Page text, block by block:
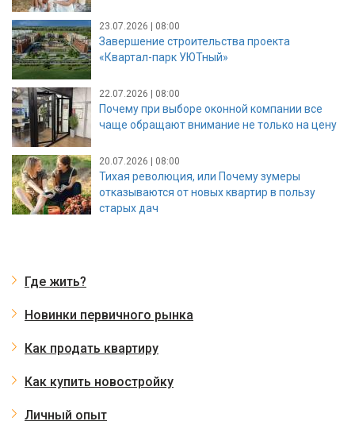
23.07.2026 | 08:00
Завершение строительства проекта
«Квартал-парк УЮТный»
22.07.2026 | 08:00
Почему при выборе оконной компании все
чаще обращают внимание не только на цену
20.07.2026 | 08:00
Тихая революция, или Почему зумеры
отказываются от новых квартир в пользу
старых дач
Где жить?
Новинки первичного рынка
Как продать квартиру
Как купить новостройку
Личный опыт